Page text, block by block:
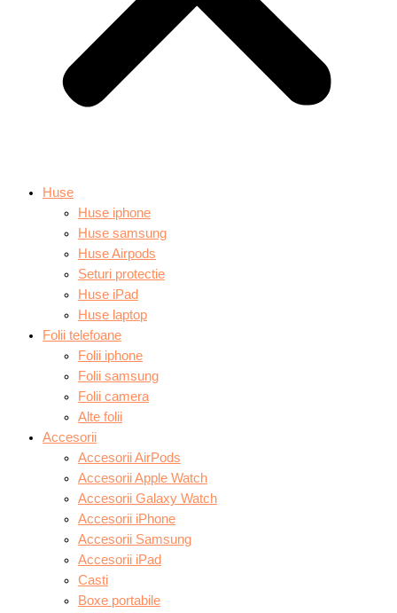
Huse
Huse iphone
Huse samsung
Huse Airpods
Seturi protectie
Huse iPad
Huse laptop
Folii telefoane
Folii iphone
Folii samsung
Folii camera
Alte folii
Accesorii
Accesorii AirPods
Accesorii Apple Watch
Accesorii Galaxy Watch
Accesorii iPhone
Accesorii Samsung
Accesorii iPad
Casti
Boxe portabile